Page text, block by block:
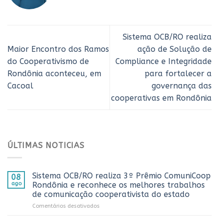
Maior Encontro dos Ramos
do Cooperativismo de
Rondônia aconteceu, em
Cacoal
Sistema OCB/RO realiza
ação de Solução de
Compliance e Integridade
para fortalecer a
governança das
cooperativas em Rondônia
ÚLTIMAS NOTICIAS
08
ago
Sistema OCB/RO realiza 3º Prêmio ComuniCoop
Rondônia e reconhece os melhores trabalhos
de comunicação cooperativista do estado
Comentários desativados